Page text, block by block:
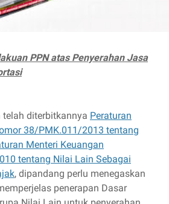
PPN atas Penyerahan Jasa
diterbitkannya Peraturan
38/PMK.011/2013 tentang
Menteri Keuangan
tentang Nilai Lain Sebagai
, dipandang perlu menegaskan
penerapan Dasar